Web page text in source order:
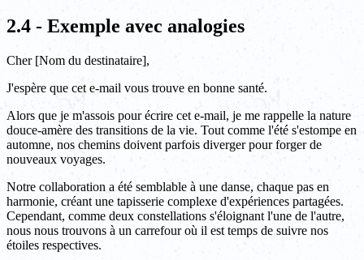
2.4 - Exemple avec analogies
Cher [Nom du destinataire],
J'espère que cet e-mail vous trouve en bonne santé.
Alors que je m'assois pour écrire cet e-mail, je me rappelle la nature
douce-amère des transitions de la vie. Tout comme l'été s'estompe en
automne, nos chemins doivent parfois diverger pour forger de
nouveaux voyages.
Notre collaboration a été semblable à une danse, chaque pas en
harmonie, créant une tapisserie complexe d'expériences partagées.
Cependant, comme deux constellations s'éloignant l'une de l'autre,
nous nous trouvons à un carrefour où il est temps de suivre nos
étoiles respectives.